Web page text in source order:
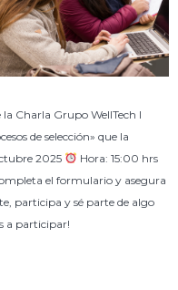
Charla Grupo WellTech I
de selección» que la
2025
Hora: 15:00 hrs
el formulario y asegura
participa y sé parte de algo
a participar!